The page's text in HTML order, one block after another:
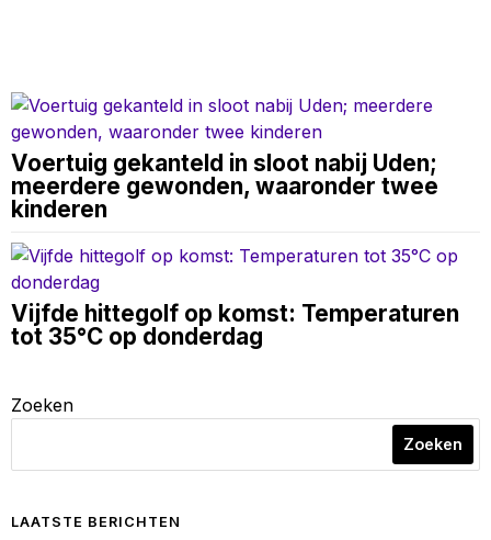
Voertuig gekanteld in sloot nabij Uden;
meerdere gewonden, waaronder twee
kinderen
Vijfde hittegolf op komst: Temperaturen
tot 35°C op donderdag
Zoeken
Zoeken
LAATSTE BERICHTEN